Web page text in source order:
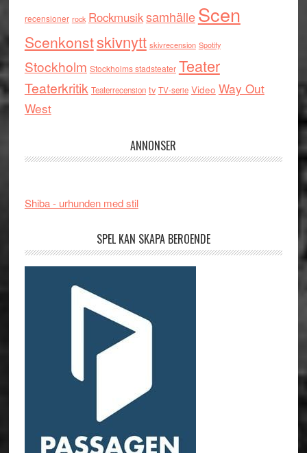
recensioner rock RockmusiksamhälleScen
Scenkonstskivnytt skivrecension Spotify
Stockholm Stockholms stadsteater Teater
Teaterkritik Teaterrecension tv TV-serie Video Way Out
West
ANNONSER
Shiba - urhunden med stil
SPEL KAN SKAPA BEROENDE